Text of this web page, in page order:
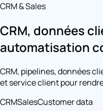
CRM & Sales
CRM, données
automatisation
CRM, pipelines, données
et service client pour
CRMSalesCustomer data